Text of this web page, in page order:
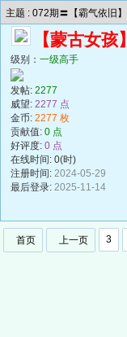
主题 : 072期〓【霸气依旧
【蒙古女孩】
级别： 一级高手
发帖: 2277
威望: 2277 点
金币: 2277 枚
贡献值: 0 点
好评度: 0 点
在线时间: 0(时)
注册时间: 2024-05-29
最后登录: 2025-11-14
首页 上一页 3